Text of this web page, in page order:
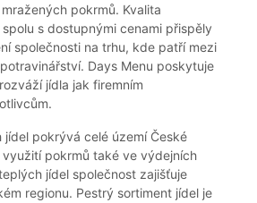
pokrmů. Kvalita
s dostupnými cenami přispěly
společnosti na trhu, kde patří mezi
Days Menu poskytuje
jídla jak firemním
jídel pokrývá celé území České
pokrmů také ve výdejních
jídel společnost zajišťuje
regionu. Pestrý sortiment jídel je